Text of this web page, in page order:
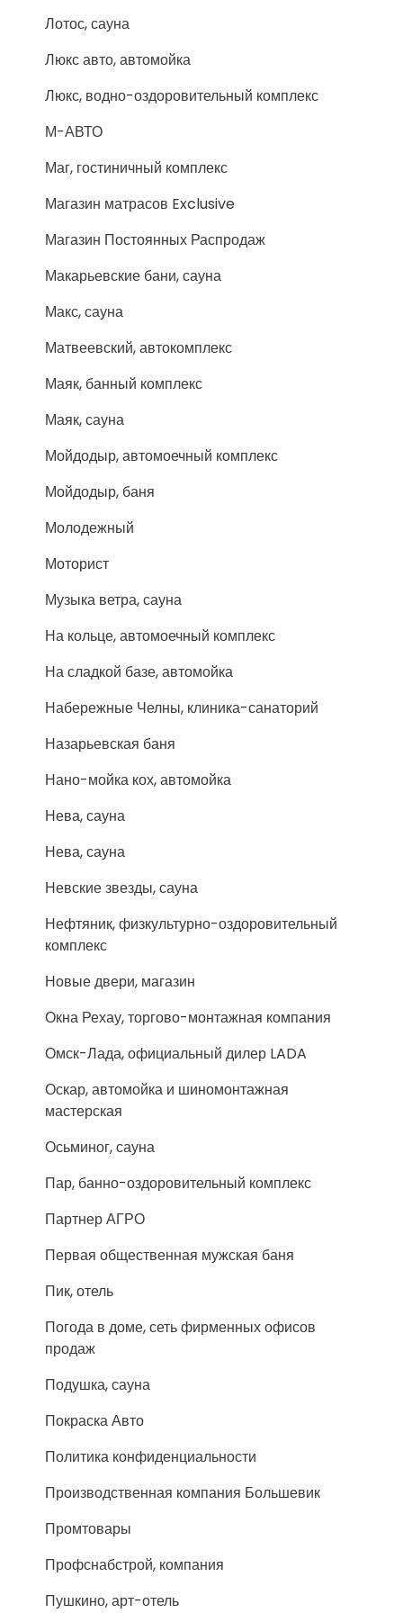
Лотос, сауна
Люкс авто, автомойка
Люкс, водно-оздоровительный комплекс
М-АВТО
Маг, гостиничный комплекс
Магазин матрасов Exclusive
Магазин Постоянных Распродаж
Макарьевские бани, сауна
Макс, сауна
Матвеевский, автокомплекс
Маяк, банный комплекс
Маяк, сауна
Мойдодыр, автомоечный комплекс
Мойдодыр, баня
Молодежный
Моторист
Музыка ветра, сауна
На кольце, автомоечный комплекс
На сладкой базе, автомойка
Набережные Челны, клиника-санаторий
Назарьевская баня
Нано-мойка кох, автомойка
Нева, сауна
Нева, сауна
Невские звезды, сауна
Нефтяник, физкультурно-оздоровительный
комплекс
Новые двери, магазин
Окна Рехау, торгово-монтажная компания
Омск-Лада, официальный дилер LADA
Оскар, автомойка и шиномонтажная
мастерская
Осьминог, сауна
Пар, банно-оздоровительный комплекс
Партнер АГРО
Первая общественная мужская баня
Пик, отель
Погода в доме, сеть фирменных офисов
продаж
Подушка, сауна
Покраска Авто
Политика конфиденциальности
Производственная компания Большевик
Промтовары
Профснабстрой, компания
Пушкино, арт-отель